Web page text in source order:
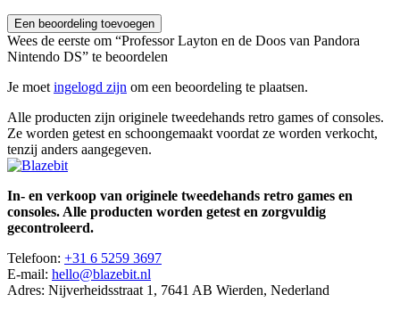
Een beoordeling toevoegen
Wees de eerste om “Professor Layton en de Doos van Pandora
Nintendo DS” te beoordelen
Je moet ingelogd zijn om een beoordeling te plaatsen.
Alle producten zijn originele tweedehands retro games of consoles.
Ze worden getest en schoongemaakt voordat ze worden verkocht,
tenzij anders aangegeven.
In- en verkoop van originele tweedehands retro games en
consoles. Alle producten worden getest en zorgvuldig
gecontroleerd.
Telefoon: +31 6 5259 3697
E-mail: hello@blazebit.nl
Adres: Nijverheidsstraat 1, 7641 AB Wierden, Nederland